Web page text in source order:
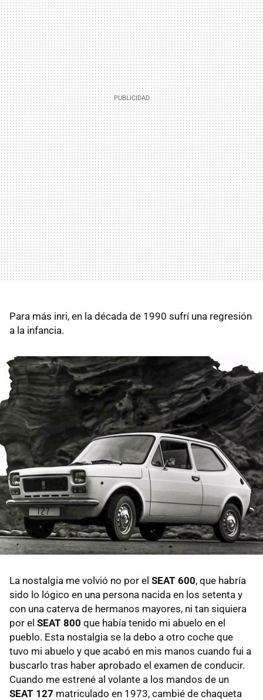
Para más inri, en la década de 1990 sufrí una regresión
a la infancia.
La nostalgia me volvió no por el SEAT 600, que habría
sido lo lógico en una persona nacida en los setenta y
con una caterva de hermanos mayores, ni tan siquiera
por el SEAT 800 que había tenido mi abuelo en el
pueblo. Esta nostalgia se la debo a otro coche que
tuvo mi abuelo y que acabó en mis manos cuando fui a
buscarlo tras haber aprobado el examen de conducir.
Cuando me estrené al volante a los mandos de un
SEAT 127 matriculado en 1973, cambié de chaqueta